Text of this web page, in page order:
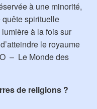
à une minorité,
spirituelle
à la fois sur
le royaume
– Le Monde des
de religions ?